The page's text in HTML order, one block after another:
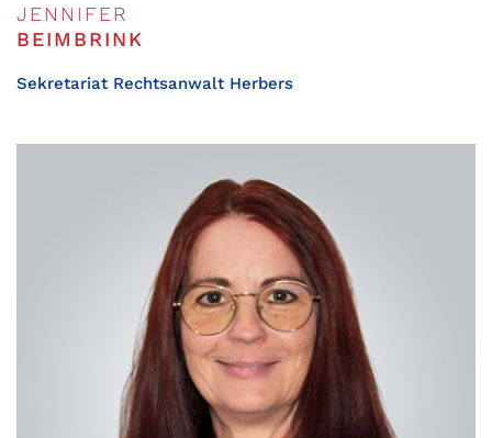
JENNIFER
BEIMBRINK
Sekretariat Rechtsanwalt Herbers